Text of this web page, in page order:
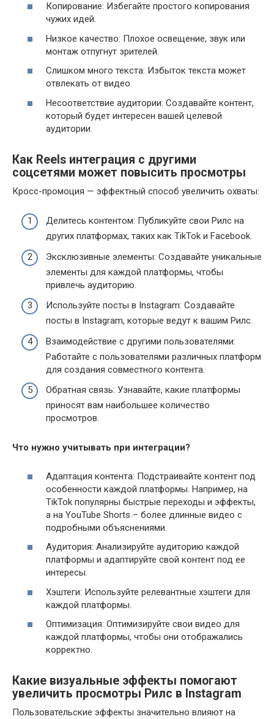
Копирование: Избегайте простого копирования
чужих идей.
Низкое качество: Плохое освещение, звук или
монтаж отпугнут зрителей.
Слишком много текста: Избыток текста может
отвлекать от видео.
Несоответствие аудитории: Создавайте контент,
который будет интересен вашей целевой
аудитории.
Как Reels интеграция с другими
соцсетями может повысить просмотры
Кросс-промоция — эффектный способ увеличить охваты:
Делитесь контентом: Публикуйте свои Рилс на
других платформах, таких как TikTok и Facebook.
Эксклюзивные элементы: Создавайте уникальные
элементы для каждой платформы, чтобы
привлечь аудиторию.
Используйте посты в Instagram: Создавайте
посты в Instagram, которые ведут к вашим Рилс.
Взаимодействие с другими пользователями:
Работайте с пользователями различных платформ
для создания совместного контента.
Обратная связь: Узнавайте, какие платформы
приносят вам наибольшее количество
просмотров.
Что нужно учитывать при интеграции?
Адаптация контента: Подстраивайте контент под
особенности каждой платформы. Например, на
TikTok популярны быстрые переходы и эффекты,
а на YouTube Shorts – более длинные видео с
подробными объяснениями.
Аудитория: Анализируйте аудиторию каждой
платформы и адаптируйте свой контент под ее
интересы.
Хэштеги: Используйте релевантные хэштеги для
каждой платформы.
Оптимизация: Оптимизируйте свои видео для
каждой платформы, чтобы они отображались
корректно.
Какие визуальные эффекты помогают
увеличить просмотры Рилс в Instagram
Пользовательские эффекты значительно влияют на